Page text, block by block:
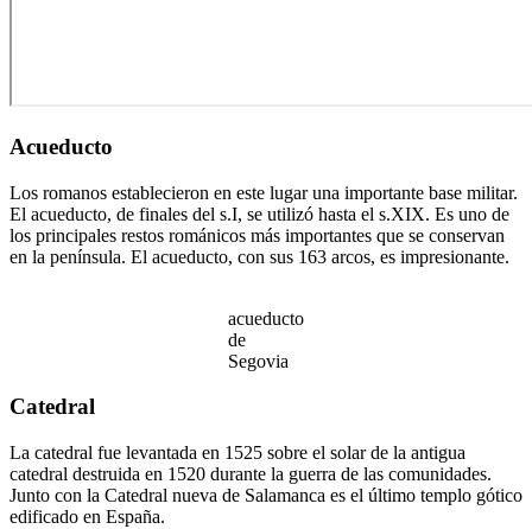
Acueducto
Los romanos establecieron en este lugar una importante base militar.
El acueducto, de finales del s.I, se utilizó hasta el s.XIX. Es uno de
los principales restos románicos más importantes que se conservan
en la península. El acueducto, con sus 163 arcos, es impresionante.
acueducto
de
Segovia
Catedral
La catedral fue levantada en 1525 sobre el solar de la antigua
catedral destruida en 1520 durante la guerra de las comunidades.
Junto con la Catedral nueva de Salamanca es el último templo gótico
edificado en España.